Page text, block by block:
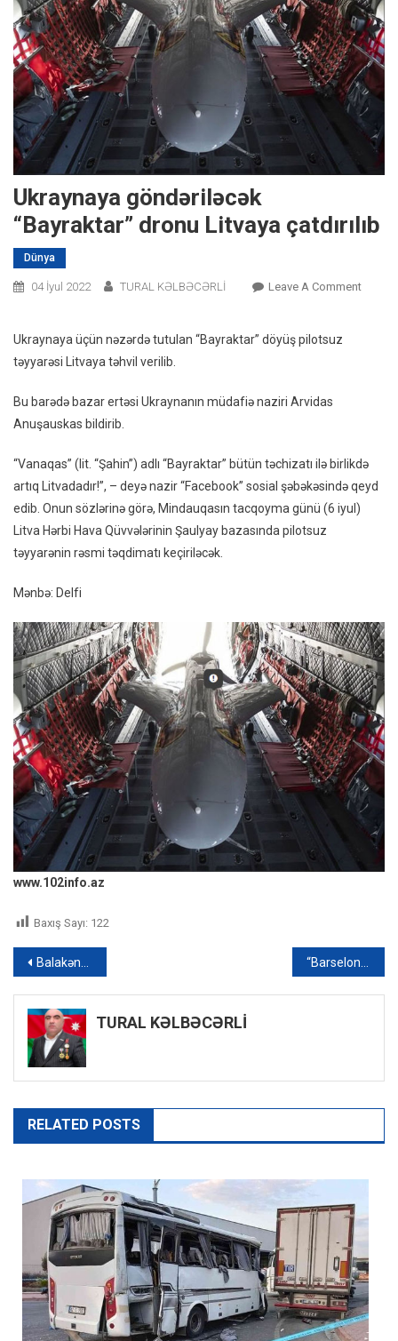
Ukraynaya göndəriləcək
“Bayraktar” dronu Litvaya çatdırılıb
Dünya
04 İyul 2022 TURAL KƏLBƏCƏRLİ Leave A CommentOn
Ukraynaya üçün nəzərdə tutulan “Bayraktar” döyüş pilotsuz
təyyarəsi Litvaya təhvil verilib.
Bu barədə bazar ertəsi Ukraynanın müdafiə naziri Arvidas
Anuşauskas bildirib.
“Vanaqas” (lit. “Şahin”) adlı “Bayraktar” bütün təchizatı ilə birlikdə
artıq Litvadadır!”, – deyə nazir “Facebook” sosial şəbəkəsində qeyd
edib. Onun sözlərinə görə, Mindauqasın tacqoyma günü (6 iyul)
Litva Hərbi Hava Qüvvələrinin Şaulyay bazasında pilotsuz
təyyarənin rəsmi təqdimatı keçiriləcək.
Mənbə: Delfi
www.102info.az
Baxış Sayı: 122
Yazı
naviqasiyası
Balakəndə qaydalara riayət etməyən piyadalar cərimələnib – FOTO
TURAL KƏLBƏCƏRLİ
RELATED POSTS